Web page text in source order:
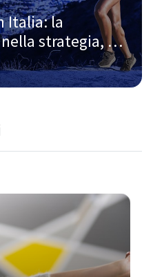
Italia: la
strategia,
piena maturità